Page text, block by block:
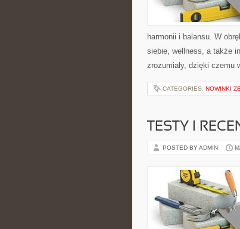
harmonii i balansu. W
siebie, wellness, a także
zrozumiały, dzięki
CATEGORIES: NOWINKI
TESTY I
POSTED BY ADMIN